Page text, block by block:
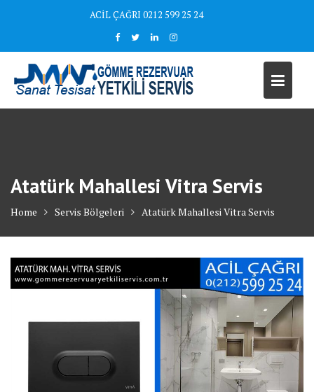
ACİL ÇAĞRI 0212 599 25 24
Atatürk Mahallesi Vitra Servis
Home Servis Bölgeleri Atatürk Mahallesi Vitra Servis